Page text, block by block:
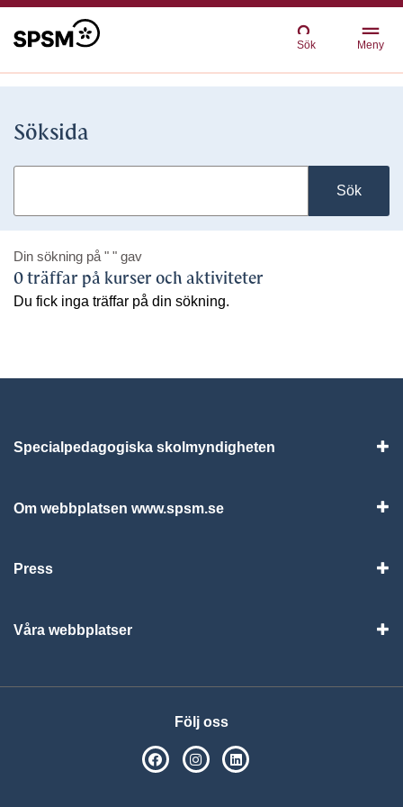
Sök Meny
Söksida
Sök
Din sökning på " " gav
0 träffar på kurser och aktiviteter
Du fick inga träffar på din sökning.
Specialpedagogiska skolmyndigheten
Om webbplatsen www.spsm.se
Press
Våra webbplatser
Följ oss
SPSM på Facebook
SPSM på Instagram